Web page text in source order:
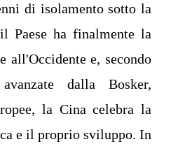
di isolamento sotto la
Paese ha finalmente la
all'Occidente e, secondo
dalla Bosker,
la Cina celebra la
e il proprio sviluppo. In